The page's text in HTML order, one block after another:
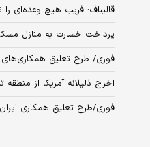
قالیباف: فریب هیچ وعده‌ای
پرداخت خسارت به منازل
فوری/ طرح تعلیق
اخراج ذلیلانه آمریکا از
فوری/طرح تعلیق همکاری‌